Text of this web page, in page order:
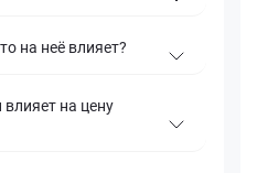
на неё влияет?
на цену